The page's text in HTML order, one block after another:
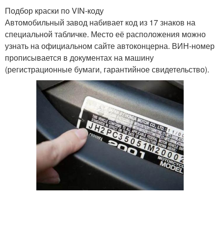
Подбор краски по VIN-коду
Автомобильный завод набивает код из 17 знаков на
специальной табличке. Место её расположения можно
узнать на официальном сайте автоконцерна. ВИН-номер
прописывается в документах на машину
(регистрационные бумаги, гарантийное свидетельство).